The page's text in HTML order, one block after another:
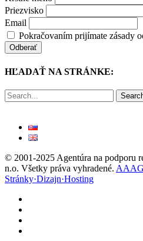
Priezvisko
Email
Pokračovaním prijímate zásady
HĽADAŤ NA STRÁNKE:
© 2001-2025 Agentúra na podporu
n.o. Všetky práva vyhradené.
Stránky·Dizajn·Hosting